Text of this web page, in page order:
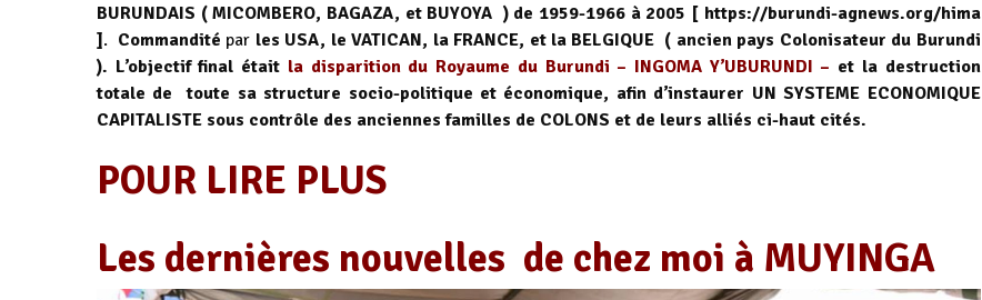
BURUNDAIS ( MICOMBERO, BAGAZA, et BUYOYA ) de 1959-1966 à 2005 [ https://burundi-agnews.org/hima
]. Commandité par les USA, le VATICAN, la FRANCE, et la BELGIQUE ( ancien pays Colonisateur du Burundi
). L’objectif final était la disparition du Royaume du Burundi – INGOMA Y’UBURUNDI – et la destruction
totale de toute sa structure socio-politique et économique, afin d’instaurer UN SYSTEME ECONOMIQUE
CAPITALISTE sous contrôle des anciennes familles de COLONS et de leurs alliés ci-haut cités.
POUR LIRE PLUS
Les dernières nouvelles de chez moi à MUYINGA